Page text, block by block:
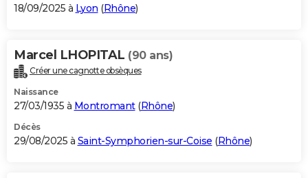
18/09/2025 à Lyon (Rhône)
Marcel LHOPITAL (90 ans)
Créer une cagnotte obsèques
Naissance
27/03/1935 à Montromant(Rhône)
Décès
29/08/2025 à Saint-Symphorien-sur-Coise (Rhône)